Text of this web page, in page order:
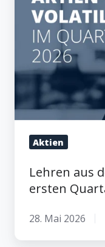
Aktienvolatilität
ersten
Quartal
Aktien
Lehren aus
ersten
28. Mai 2026